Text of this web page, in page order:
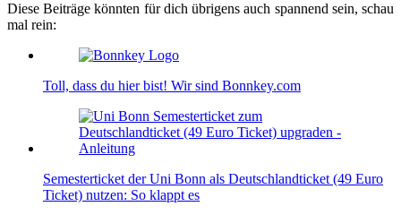
Diese Beiträge könnten für dich übrigens auch spannend sein, schau
mal rein:
Toll, dass du hier bist! Wir sind Bonnkey.com
Semesterticket der Uni Bonn als Deutschlandticket (49 Euro
Ticket) nutzen: So klappt es